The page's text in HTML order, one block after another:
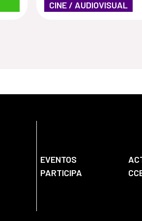
CINE / AUDIOVISUAL
EVENTOS
PARTICIPA